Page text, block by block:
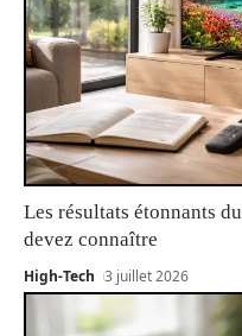
Les résultats étonnants
devez connaître
High-Tech 3 juillet 2026